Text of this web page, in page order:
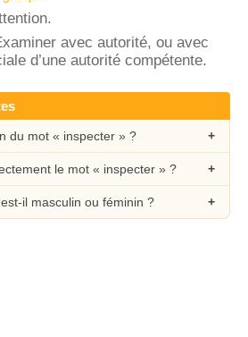
avec autorité, ou avec
d’une autorité compétente.
du mot « inspecter » ?
le mot « inspecter » ?
il masculin ou féminin ?